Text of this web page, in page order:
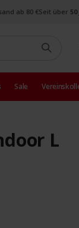
ab 80 €Seit über
Sale
L